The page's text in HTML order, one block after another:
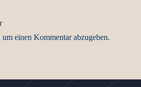
um einen Kommentar abzugeben.